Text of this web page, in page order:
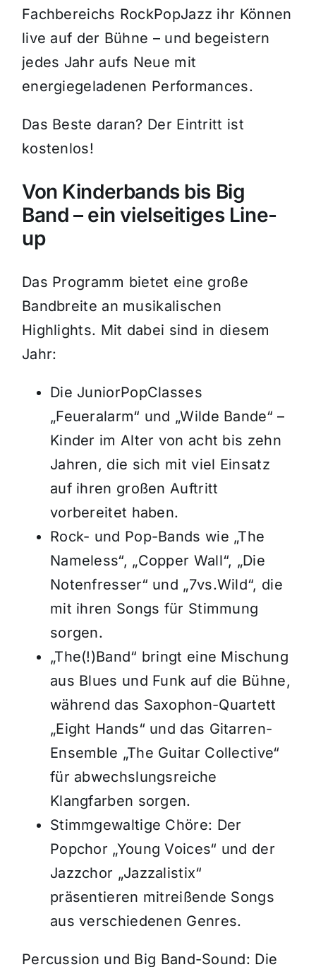
Fachbereichs RockPopJazz ihr Können
live auf der Bühne – und begeistern
jedes Jahr aufs Neue mit
energiegeladenen Performances.
Das Beste daran? Der Eintritt ist
kostenlos!
Von Kinderbands bis Big
Band – ein vielseitiges Line-
up
Das Programm bietet eine große
Bandbreite an musikalischen
Highlights. Mit dabei sind in diesem
Jahr:
Die JuniorPopClasses
„Feueralarm“ und „Wilde Bande“ –
Kinder im Alter von acht bis zehn
Jahren, die sich mit viel Einsatz
auf ihren großen Auftritt
vorbereitet haben.
Rock- und Pop-Bands wie „The
Nameless“, „Copper Wall“, „Die
Notenfresser“ und „7vs.Wild“, die
mit ihren Songs für Stimmung
sorgen.
„The(!)Band“ bringt eine Mischung
aus Blues und Funk auf die Bühne,
während das Saxophon-Quartett
„Eight Hands“ und das Gitarren-
Ensemble „The Guitar Collective“
für abwechslungsreiche
Klangfarben sorgen.
Stimmgewaltige Chöre: Der
Popchor „Young Voices“ und der
Jazzchor „Jazzalistix“
präsentieren mitreißende Songs
aus verschiedenen Genres.
Percussion und Big Band-Sound: Die